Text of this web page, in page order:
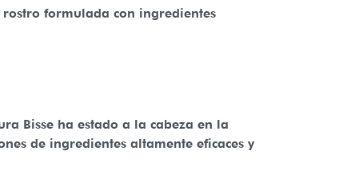
formulada con ingredientes
Bisse ha estado a la cabeza en la
de ingredientes altamente eficaces y